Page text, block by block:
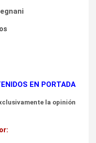
EN PORTADA
la opinión